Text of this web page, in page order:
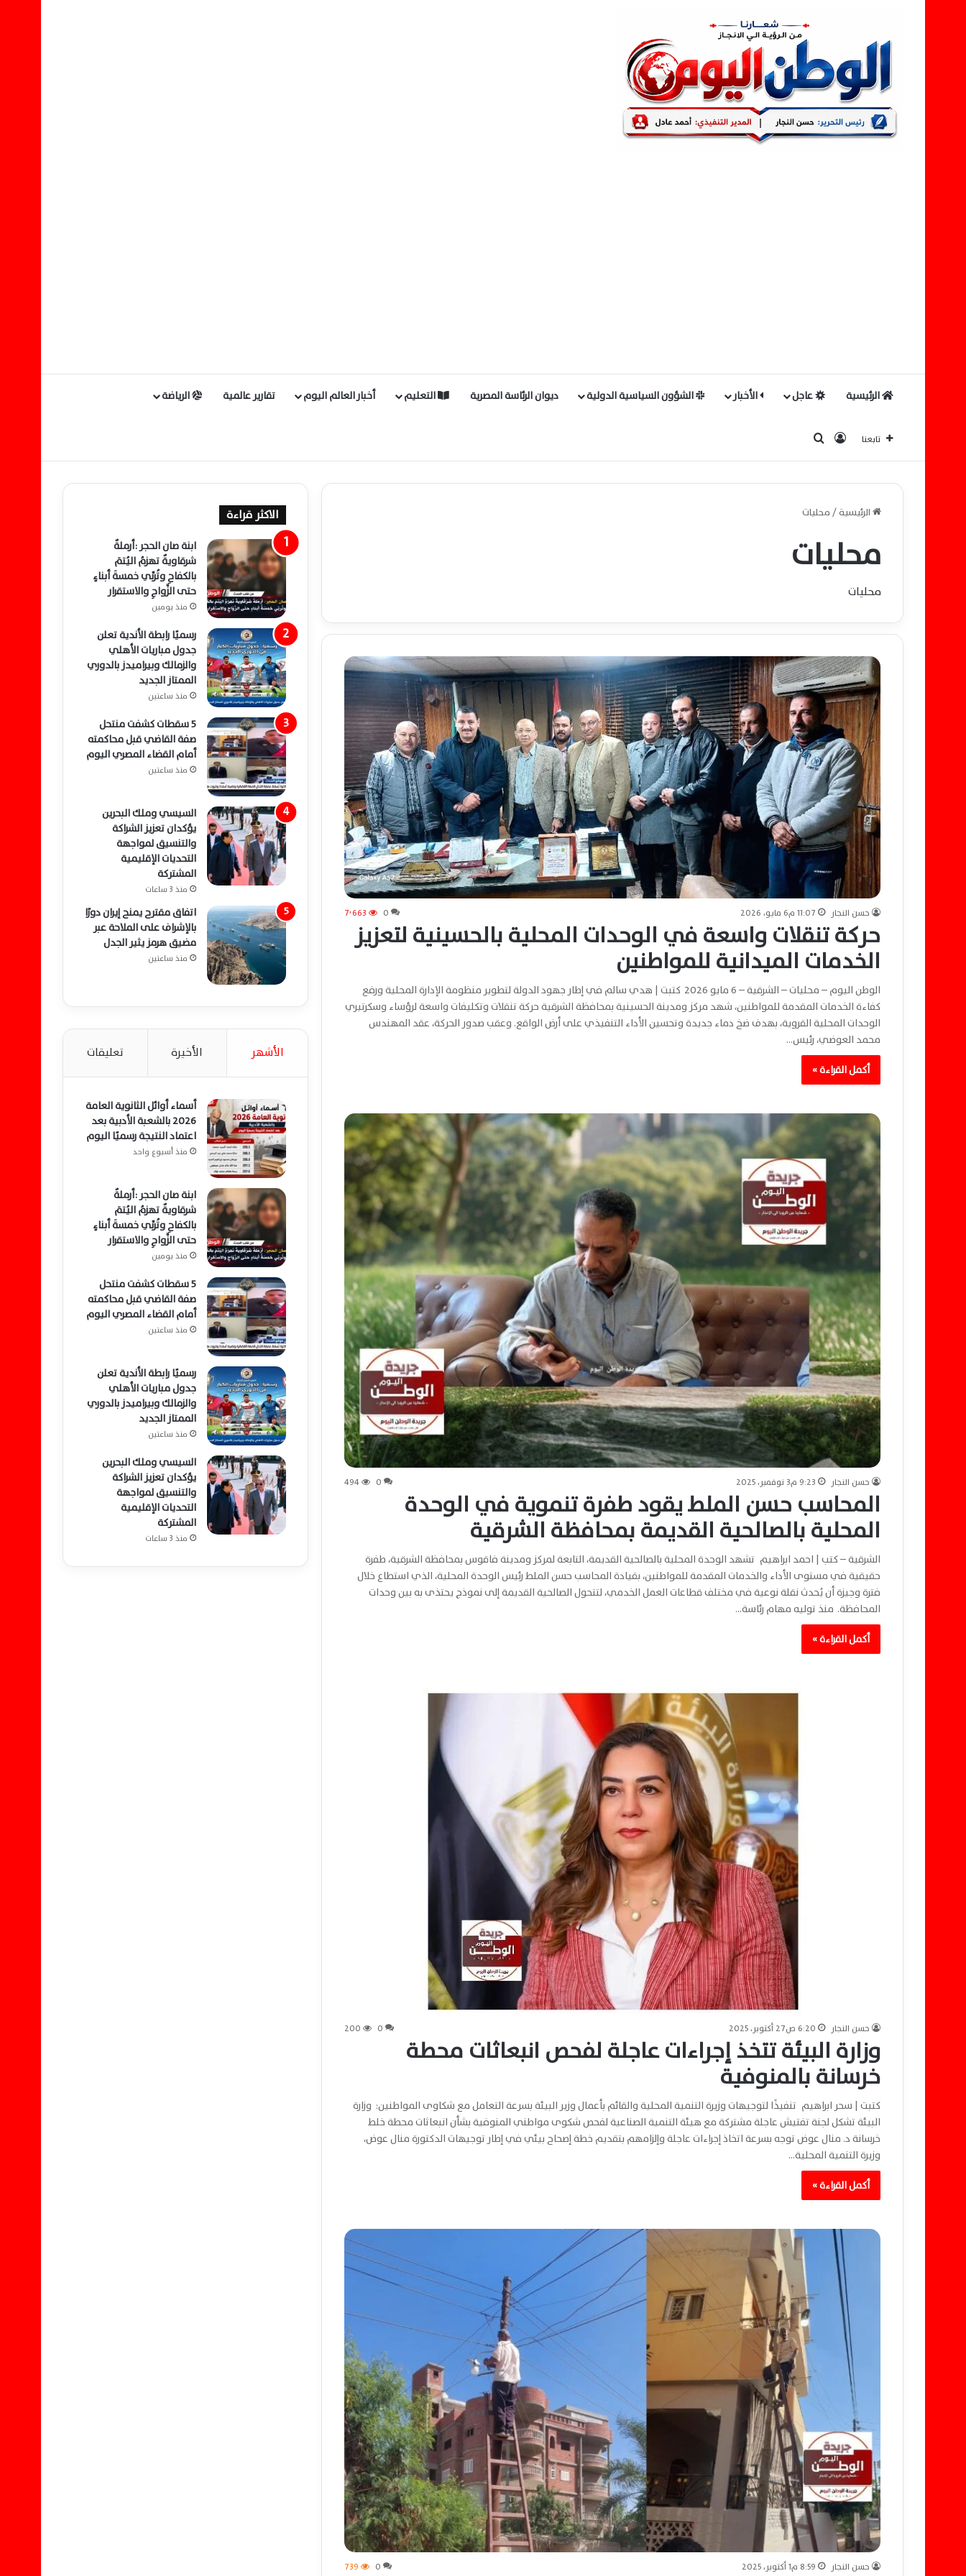
الرئيسية عاجل الأخبار الشؤون السياسية الدولية ديوان الرئاسة المصرية التعليم أخبار العالم اليوم تقارير عالمية الرياضة
تابعنا تسجيل الدخول
الرئيسية/محليات
محليات
محليات
حسن النجار 11:07 م6 مايو، 2026 0 7٬663
حركة تنقلات واسعة في الوحدات المحلية بالحسينية لتعزيز
الخدمات الميدانية للمواطنين
الوطن اليوم – محليات – الشرقية – 6 مايو 2026 كتبت | هدي سالم في إطار جهود الدولة لتطوير منظومة الإدارة المحلية ورفع
كفاءة الخدمات المقدمة للمواطنين، شهد مركز ومدينة الحسينية بمحافظة الشرقية حركة تنقلات وتكليفات واسعة لرؤساء وسكرتيري
الوحدات المحلية القروية، بهدف ضخ دماء جديدة وتحسين الأداء التنفيذي على أرض الواقع. وعقب صدور الحركة، عقد المهندس
محمد العوضي، رئيس…
أكمل القراءة »
حسن النجار 9:23 م3 نوفمبر، 2025 0
494
المحاسب حسن الملط يقود طفرة تنموية في الوحدة
المحلية بالصالحية القديمة بمحافظة الشرقية
الشرقية – كتب | احمد ابراهيم تشهد الوحدة المحلية بالصالحية القديمة، التابعة لمركز ومدينة فاقوس بمحافظة الشرقية، طفرة
حقيقية في مستوى الأداء والخدمات المقدمة للمواطنين، بقيادة المحاسب حسن الملط رئيس الوحدة المحلية، الذي استطاع خلال
فترة وجيزة أن يُحدث نقلة نوعية في مختلف قطاعات العمل الخدمي، لتتحول الصالحية القديمة إلى نموذج يحتذى به بين وحدات
المحافظة. منذ توليه مهام رئاسة…
أكمل القراءة »
حسن النجار 6:20 ص27 أكتوبر، 2025 0
200
وزارة البيئة تتخذ إجراءات عاجلة لفحص انبعاثات محطة
خرسانة بالمنوفية
كتبت | سحر ابراهيم تنفيذًا لتوجيهات وزيرة التنمية المحلية والقائم بأعمال وزير البيئة بسرعة التعامل مع شكاوى المواطنين: وزارة
البيئة تشكل لجنة تفتيش عاجلة مشتركة مع هيئة التنمية الصناعية لفحص شكوى مواطني المنوفية بشأن انبعاثات محطة خلط
خرسانة د. منال عوض توجه بسرعة اتخاذ إجراءات عاجلة وإلزامهم بتقديم خطة إصحاح بيئي في إطار توجيهات الدكتورة منال عوض،
وزيرة التنمية المحلية…
أكمل القراءة »
حسن النجار 8:59 م1 أكتوبر، 2025 0
739
الاكثر قراءة
ابنة صان الحجر :أرملةٌ
شرقاويةٌ تهزمُ اليُتمَ
بالكفاحِ وتُربِّي خمسةَ أبناءٍ
حتى الزَّواجِ والاستقرار
منذ يومين
رسميًا رابطة الأندية تعلن
جدول مباريات الأهلي
والزمالك وبيراميدز بالدوري
الممتاز الجديد
منذ ساعتين
5 سقطات كشفت منتحل
صفة القاضي قبل محاكمته
أمام القضاء المصري اليوم
منذ ساعتين
السيسي وملك البحرين
يؤكدان تعزيز الشراكة
والتنسيق لمواجهة
التحديات الإقليمية
المشتركة
منذ 3 ساعات
اتفاق مقترح يمنح إيران دورًا
بالإشراف على الملاحة عبر
مضيق هرمز يثير الجدل
منذ ساعتين
الأشهر الأخيرة تعليقات
أسماء أوائل الثانوية العامة
2026 بالشعبة الأدبية بعد
اعتماد النتيجة رسميًا اليوم
منذ أسبوع واحد
ابنة صان الحجر :أرملةٌ
شرقاويةٌ تهزمُ اليُتمَ
بالكفاحِ وتُربِّي خمسةَ أبناءٍ
حتى الزَّواجِ والاستقرار
منذ يومين
5 سقطات كشفت منتحل
صفة القاضي قبل محاكمته
أمام القضاء المصري اليوم
منذ ساعتين
رسميًا رابطة الأندية تعلن
جدول مباريات الأهلي
والزمالك وبيراميدز بالدوري
الممتاز الجديد
منذ ساعتين
السيسي وملك البحرين
يؤكدان تعزيز الشراكة
والتنسيق لمواجهة
التحديات الإقليمية
المشتركة
منذ 3 ساعات